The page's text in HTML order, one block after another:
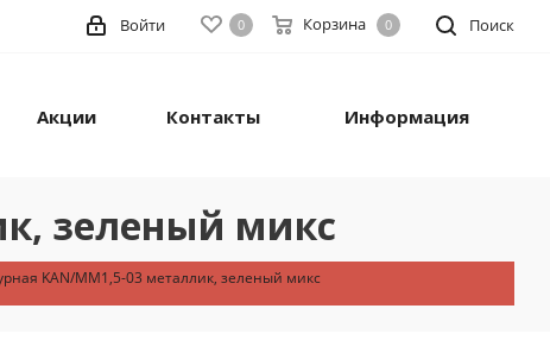
Поиск
0 Корзина 0
Войти
Акции Контакты Информация
зеленый микс
KAN/MM1,5-03 металлик, зеленый микс